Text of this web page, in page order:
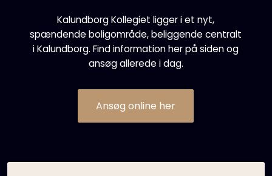
Kalundborg Kollegiet ligger i et nyt,
spændende boligområde, beliggende centralt
i Kalundborg. Find information her på siden og
ansøg allerede i dag.
Ansøg online her​